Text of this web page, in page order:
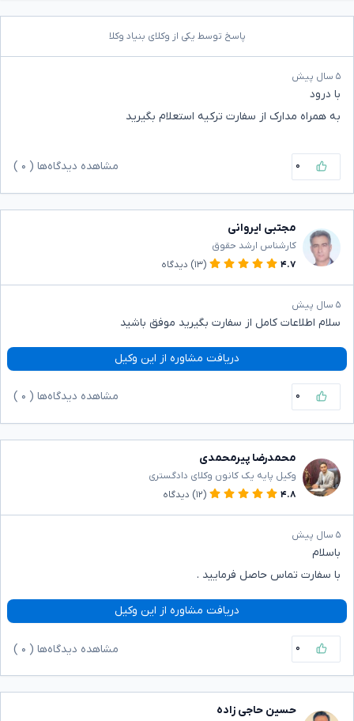
پاسخ توسط یکی از وکلای بنیاد وکلا
۵ سال پیش
با درود
به همراه مدارک از سفارت ترکیه استعلام بگیرید
۰ مشاهده دیدگاه‌ها ( ۰
مجتبی ایروانی
کارشناس ارشد حقوق
۴.۷
(۱۳) دیدگاه
۵ سال پیش
سلام اطلاعات کامل از سفارت بگیرید موفق باشید
دریافت مشاوره از این وکیل
۰ مشاهده دیدگاه‌ها ( ۰
محمدرضا پیرمحمدی
وکیل پایه یک کانون وکلای دادگستری
۴.۸
(۱۲) دیدگاه
۵ سال پیش
باسلام
با سفارت تماس حاصل فرمایید .
دریافت مشاوره از این وکیل
۰ مشاهده دیدگاه‌ها ( ۰
حسین حاجی زاده